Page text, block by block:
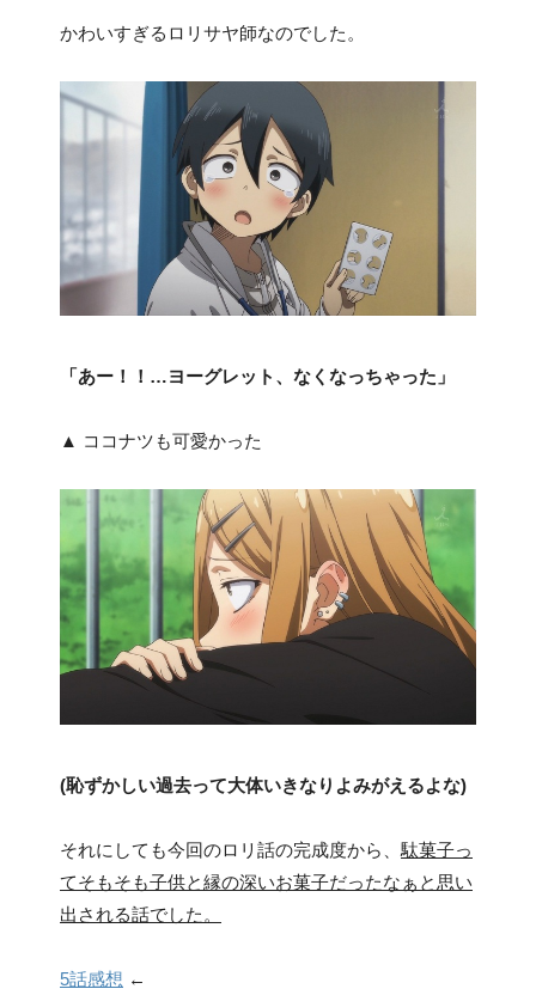
かわいすぎるロリサヤ師なのでした。
「あー！！…ヨーグレット、なくなっちゃった」
▲ ココナツも可愛かった
(恥ずかしい過去って大体いきなりよみがえるよな)
それにしても今回のロリ話の完成度から、 駄菓子っ
てそもそも子供と縁の深いお菓子だったなぁと思い
出される話でした。
5話感想 ←